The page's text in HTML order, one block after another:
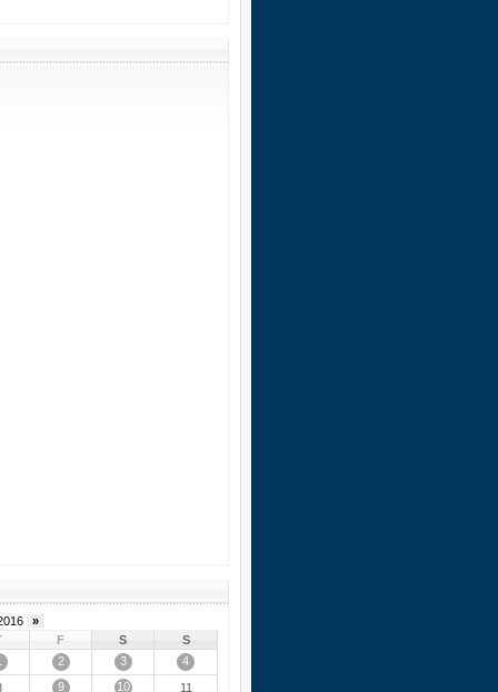
»
F S
S
2 3
4
9 10 11